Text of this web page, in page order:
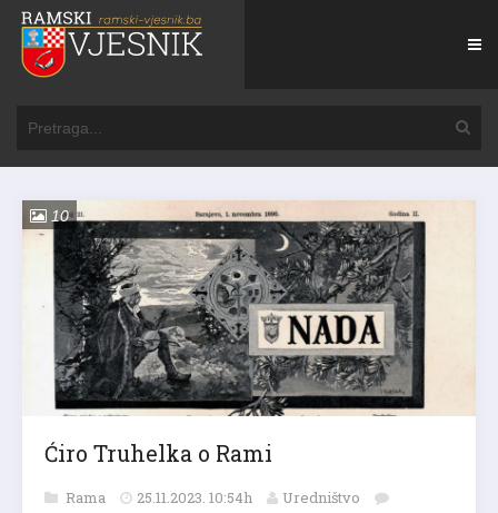
10
Ćiro Truhelka o Rami
Rama 25.11.2023. 10:54h Uredništvo